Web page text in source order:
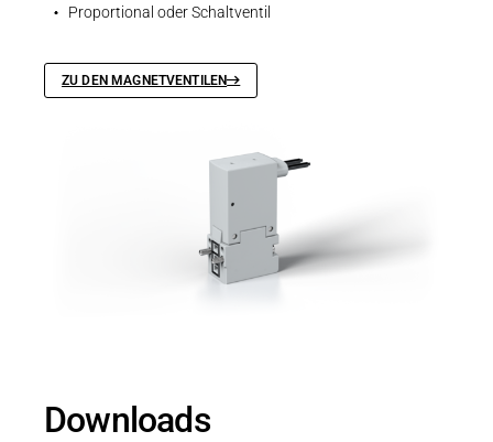
Proportional oder Schaltventil
ZU DEN MAGNETVENTILEN
Downloads